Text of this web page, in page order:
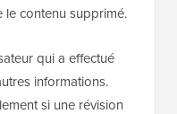
contenu supprimé.
qui a effectué
informations.
si une révision